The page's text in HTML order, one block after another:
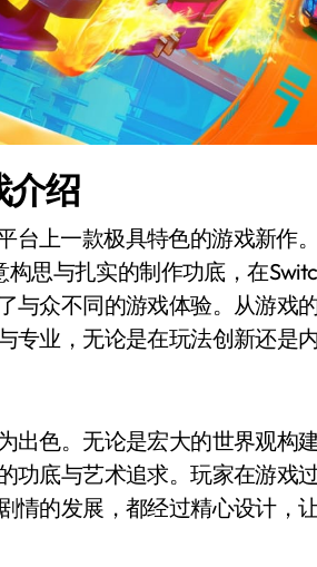
介绍
台上一款极具特色的游戏新作
构思与扎实的制作功底，在
与众不同的游戏体验。从游戏
专业，无论是在玩法创新还是
出色。无论是宏大的世界观构
功底与艺术追求。玩家在游戏
情的发展，都经过精心设计，